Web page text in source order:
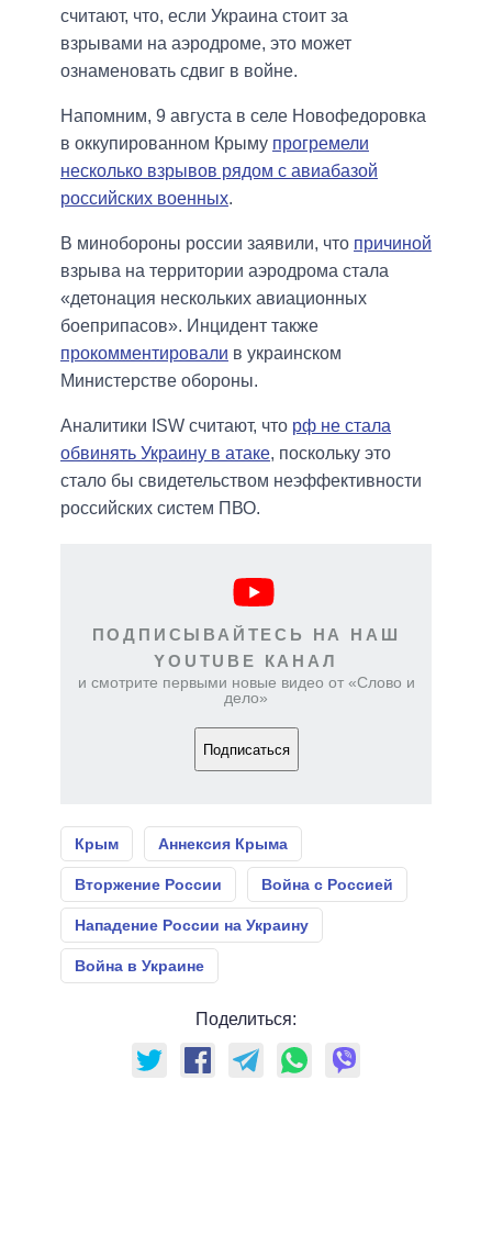
считают, что, если Украина стоит за
взрывами на аэродроме, это может
ознаменовать сдвиг в войне.
Напомним, 9 августа в селе Новофедоровка
в оккупированном Крыму прогремели
несколько взрывов рядом с авиабазой
российских военных.
В минобороны россии заявили, что причиной
взрыва на территории аэродрома стала
«детонация нескольких авиационных
боеприпасов». Инцидент также
прокомментировали в украинском
Министерстве обороны.
Аналитики ISW считают, что рф не стала
обвинять Украину в атаке, поскольку это
стало бы свидетельством неэффективности
российских систем ПВО.
ПОДПИСЫВАЙТЕСЬ НА НАШ
YOUTUBE КАНАЛ
и смотрите первыми новые видео от «Слово и
дело»
Подписаться
Крым Аннексия Крыма
Вторжение России Война с Россией
Нападение России на Украину
Война в Украине
Поделиться: